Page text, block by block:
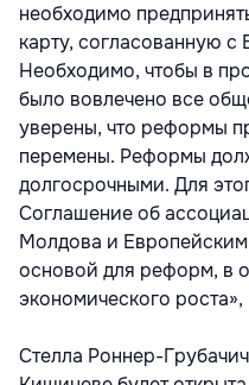
необходимо
карту, согласованную
Необходимо, чтобы в
было вовлечено все
уверены, что реформы
перемены. Реформы
долгосрочными. Для
Соглашение об
Молдова и
основой для реформ, в
экономического
Стелла Роннер-